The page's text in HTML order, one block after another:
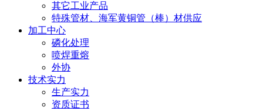
其它工业产品
特殊管材、海军黄铜管（棒）材供应
加工中心
磷化处理
喷焊重熔
外协
技术实力
生产实力
资质证书